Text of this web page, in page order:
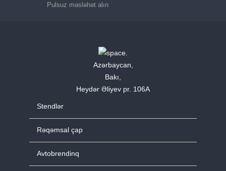
Pulsuz məsləhət alın
Azərbaycan,
Bakı,
Heydər Əliyev pr. 106A
Stendlər
Rəqəmsal çap
Avtobrendinq